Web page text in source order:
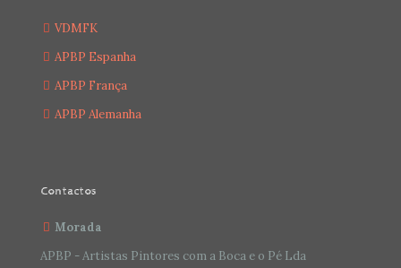
VDMFK
APBP Espanha
APBP França
APBP Alemanha
Contactos
Morada
APBP - Artistas Pintores com a Boca e o Pé Lda